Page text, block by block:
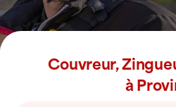
Nos agences
Votre toitCouvreur,
à